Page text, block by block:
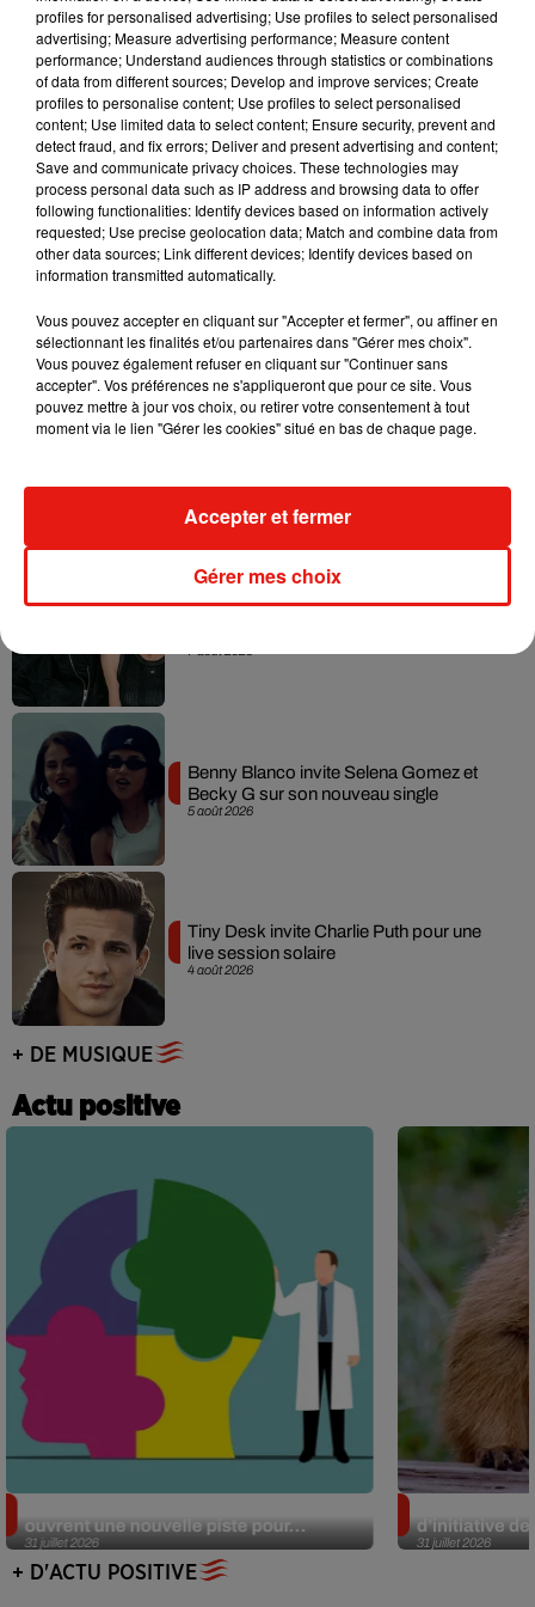
Musique
7 août 2026
Julien Lieb s’essaye à la vie de chatelain
dans son nouveau clip
7 août 2026
Sensation » avec Kylie Minogue
7 août 2026
Angèle et Amélie Lens dévoilent leur
5 août 2026
Benny Blanco invite Selena Gomez et
Becky G sur son nouveau single
4 août 2026
Tiny Desk invite Charlie Puth pour une
live session solaire
+ DE MUSIQUE
Actu positive
31 juillet 2026
ouvrent une nouvelle piste pour...
31 juillet 2026
d’initiative
+ D'ACTU POSITIVE
profiles for personalised advertising; Use profiles to select personalised
advertising; Measure advertising performance; Measure content
performance; Understand audiences through statistics or combinations
of data from different sources; Develop and improve services; Create
profiles to personalise content; Use profiles to select personalised
content; Use limited data to select content; Ensure security, prevent and
detect fraud, and fix errors; Deliver and present advertising and content;
Save and communicate privacy choices. These technologies may
process personal data such as IP address and browsing data to offer
following functionalities: Identify devices based on information actively
requested; Use precise geolocation data; Match and combine data from
other data sources; Link different devices; Identify devices based on
information transmitted automatically.
Vous pouvez accepter en cliquant sur "Accepter et fermer", ou affiner en
sélectionnant les finalités et/ou partenaires dans "Gérer mes choix".
Vous pouvez également refuser en cliquant sur "Continuer sans
accepter". Vos préférences ne s'appliqueront que pour ce site. Vous
pouvez mettre à jour vos choix, ou retirer votre consentement à tout
moment via le lien "Gérer les cookies" situé en bas de chaque page.
Gérer mes choix
Accepter et fermer